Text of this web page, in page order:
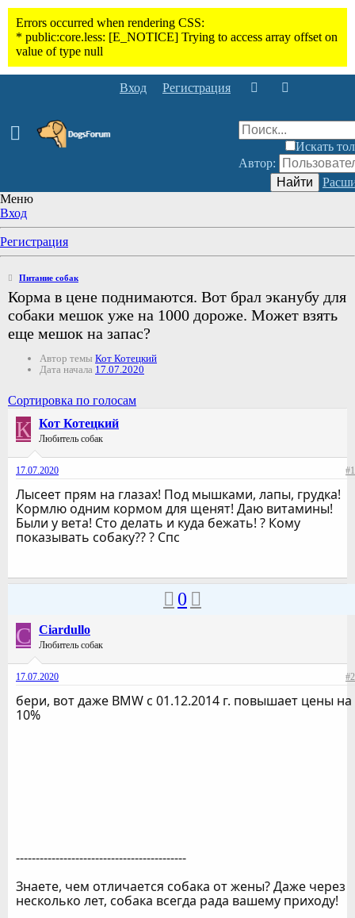
Вход Регистрация
Искать
Автор:
Найти
Меню
Вход
Регистрация
Питание собак
Корма в цене поднимаются. Вот брал эканубу для
собаки мешок уже на 1000 дороже. Может взять
еще мешок на запас?
Автор темы Кот Котецкий
Дата начала 17.07.2020
Сортировка по голосам
К Кот Котецкий
Любитель собак
17.07.2020 #1
Лысеет прям на глазах! Под мышками, лапы, грудка!
Кормлю одним кормом для щенят! Даю витамины!
Были у вета! Сто делать и куда бежать! ? Кому
показывать собаку?? ? Спс
0
C Ciardullo
Любитель собак
17.07.2020 #2
бери, вот даже BMW с 01.12.2014 г. повышает цены на
10%
-------------------------------------------
Знаете, чем отличается собака от жены? Даже через
несколько лет, собака всегда рада вашему приходу!